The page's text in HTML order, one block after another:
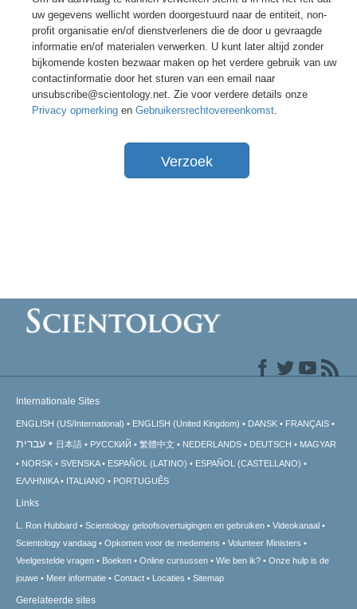
uw gegevens wellicht worden doorgestuurd naar de entiteit, non-
profit organisatie en/of dienstverleners die de door u gevraagde
informatie en/of materialen verwerken. U kunt later altijd zonder
bijkomende kosten bezwaar maken op het verdere gebruik van uw
contactinformatie door het sturen van een email naar
unsubscribe@scientology.net. Zie voor verdere details onze
Privacy opmerking en Gebruikersrechtovereenkomst.
Verzoek
Internationale Sites
ENGLISH (US/International) ENGLISH (United Kingdom) DANSK FRANÇAIS
עברית 日本語 РУССКИЙ 繁體中文 NEDERLANDS DEUTSCH
MAGYAR
NORSK
SVENSKA ESPAÑOL (LATINO)
ESPAÑOL (CASTELLANO)
ΕΛΛΗΝΙΚA
ITALIANO PORTUGUÊS
Links
L. Ron Hubbard Scientology geloofsovertuigingen en gebruiken
Videokanaal
Scientology vandaag
Opkomen voor de medemens
Volunteer Ministers
Veelgestelde vragen
Boeken Online cursussen Wie ben ik?
Onze hulp is de
jouwe
Meer informatie Contact Locaties Sitemap
Gerelateerde sites